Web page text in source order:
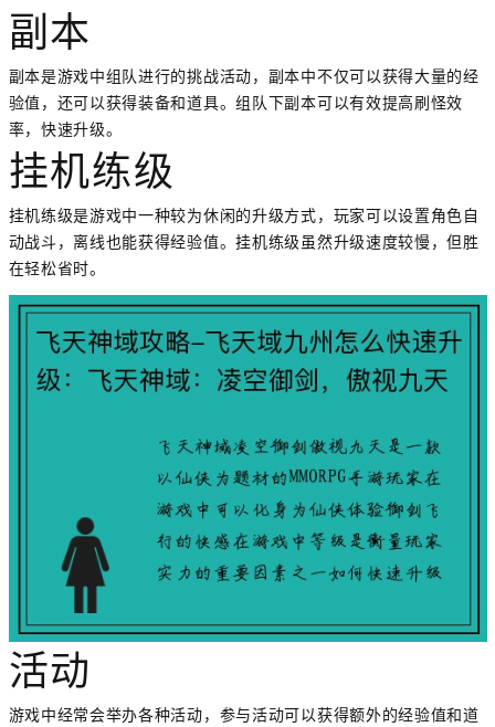
副本
副本是游戏中组队进行的挑战活动，副本中不仅可以获得大量的经
验值，还可以获得装备和道具。组队下副本可以有效提高刷怪效
率，快速升级。
挂机练级
挂机练级是游戏中一种较为休闲的升级方式，玩家可以设置角色自
动战斗，离线也能获得经验值。挂机练级虽然升级速度较慢，但胜
在轻松省时。
活动
游戏中经常会举办各种活动，参与活动可以获得额外的经验值和道